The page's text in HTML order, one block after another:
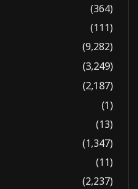
(364)
(111)
(9,282)
(3,249)
(2,187)
(1)
(13)
(1,347)
(11)
(2,237)